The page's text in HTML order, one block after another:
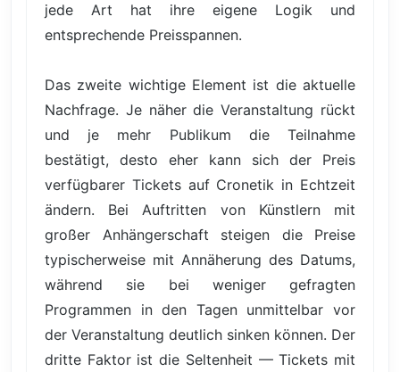
jede Art hat ihre eigene Logik und
entsprechende Preisspannen.
Das zweite wichtige Element ist die aktuelle
Nachfrage. Je näher die Veranstaltung rückt
und je mehr Publikum die Teilnahme
bestätigt, desto eher kann sich der Preis
verfügbarer Tickets auf Cronetik in Echtzeit
ändern. Bei Auftritten von Künstlern mit
großer Anhängerschaft steigen die Preise
typischerweise mit Annäherung des Datums,
während sie bei weniger gefragten
Programmen in den Tagen unmittelbar vor
der Veranstaltung deutlich sinken können. Der
dritte Faktor ist die Seltenheit — Tickets mit